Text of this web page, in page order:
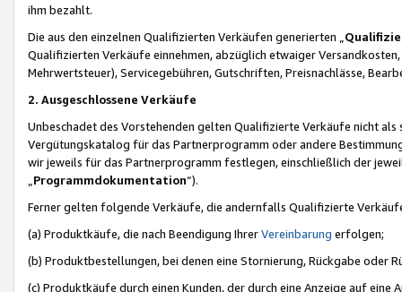
ihm bezahlt.
Die aus den einzelnen Qualifizierten Verkäufen generierten „
Qualifizierten Verkäufe einnehmen, abzüglich etwaiger
Mehrwertsteuer), Servicegebühren, Gutschriften, Preisnachlässe,
2. Ausgeschlossene Verkäufe
Unbeschadet des Vorstehenden gelten Qualifizierte Verkäufe nicht
Vergütungskatalog für das Partnerprogramm oder andere
wir jeweils für das Partnerprogramm festlegen, einschließlich der
Programmdokumentation“).
Ferner gelten folgende Verkäufe, die andernfalls Qualifizierte
(a) Produktkäufe, die nach Beendigung IhrerVereinbarung erfolgen;
(b) Produktbestellungen, bei denen eine Stornierung, Rückgabe oder
(c) Produktkäufe durch einen Kunden, der durch eine Anzeige auf